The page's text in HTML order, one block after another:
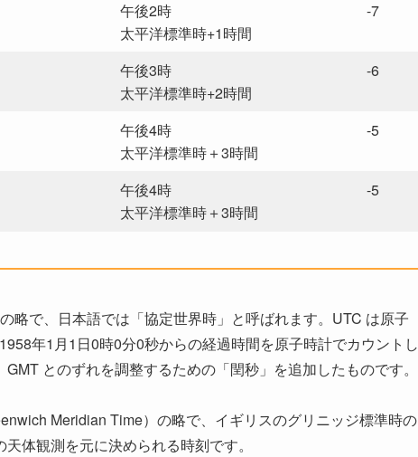
午後2時
太平洋標準時+1時間
-7
午後3時
太平洋標準時+2時間
-6
午後4時
太平洋標準時＋3時間
-5
午後4時
太平洋標準時＋3時間
-5
略で、日本語では「協定世界時」と呼ばれます。UTC は原子
年1月1日0時0分0秒からの経過時間を原子時計でカウントし
とのずれを調整するための「閏秒」を追加したものです。
Meridian Time）の略で、イギリスのグリニッジ標準時の
体観測を元に決められる時刻です。